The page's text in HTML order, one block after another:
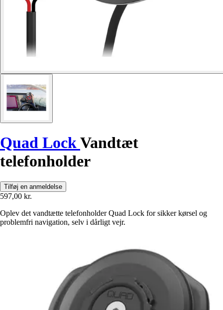
Quad LockVandtæt
telefonholder
Tilføj en anmeldelse
597,00 kr.
Oplev det vandtætte telefonholder Quad Lock for sikker kørsel og
problemfri navigation, selv i dårligt vejr.